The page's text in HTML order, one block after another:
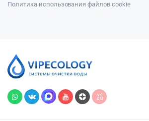
Политика использования файлов cookie